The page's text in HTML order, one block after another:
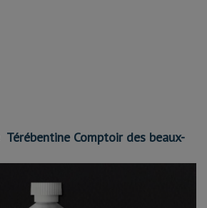
Térébentine Comptoir des beaux-